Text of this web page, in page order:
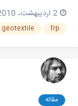
-كاربرد كامپوزیت در...
2 اردیبهشت، 2010
frp
geotextile
مقاله